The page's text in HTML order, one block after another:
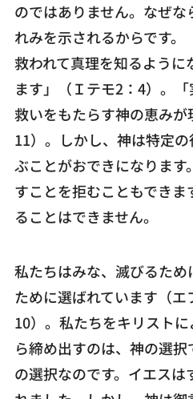
のではありません。なぜ
れみを示されるからです。
救われて真理を知るよう
ます」（Ｉテモ2：4）。
救いをもたらす神の恵みが
11）。しかし、神は特定
ぶことがおできになりま
すことを拒むこともでき
ることはできません。
私たちはみな、滅びるた
ために選ばれています（エ
10）。私たちをキリスト
ら締め出すのは、神の選
の選択なのです。イエスは